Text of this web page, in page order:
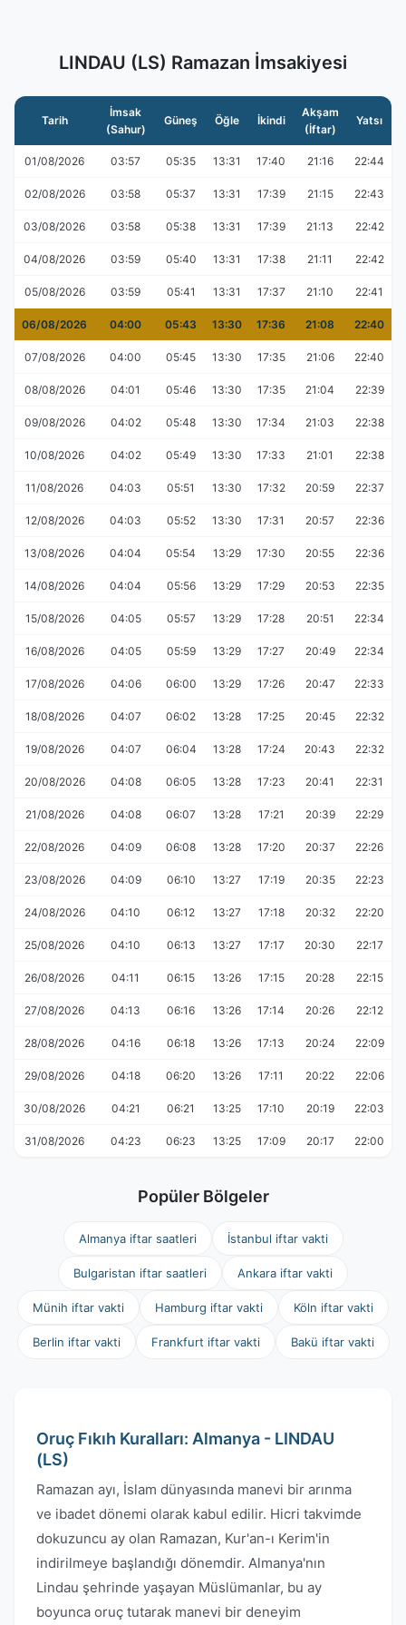
LINDAU (LS) Ramazan İmsakiyesi
Tarih
İmsak
(Sahur)
Güneş Öğle İkindi
Akşam
(İftar)
Yatsı
01/08/2026 03:57 05:35 13:31 17:40 21:16 22:44
02/08/2026 03:58 05:37 13:31 17:39 21:15 22:43
03/08/2026 03:58 05:38 13:31 17:39 21:13 22:42
04/08/2026 03:59 05:40 13:31 17:38 21:11 22:42
05/08/2026 03:59 05:41 13:31 17:37 21:10 22:41
06/08/2026 04:00 05:43 13:30 17:36 21:08 22:40
07/08/2026 04:00 05:45 13:30 17:35 21:06 22:40
08/08/2026 04:01 05:46 13:30 17:35 21:04 22:39
09/08/2026 04:02 05:48 13:30 17:34 21:03 22:38
10/08/2026 04:02 05:49 13:30 17:33 21:01 22:38
11/08/2026 04:03 05:51 13:30 17:32 20:59 22:37
12/08/2026 04:03 05:52 13:30 17:31 20:57 22:36
13/08/2026 04:04 05:54 13:29 17:30 20:55 22:36
14/08/2026 04:04 05:56 13:29 17:29 20:53 22:35
15/08/2026 04:05 05:57 13:29 17:28 20:51 22:34
16/08/2026 04:05 05:59 13:29 17:27 20:49 22:34
17/08/2026 04:06 06:00 13:29 17:26 20:47 22:33
18/08/2026 04:07 06:02 13:28 17:25 20:45 22:32
19/08/2026 04:07 06:04 13:28 17:24 20:43 22:32
20/08/2026 04:08 06:05 13:28 17:23 20:41 22:31
21/08/2026 04:08 06:07 13:28 17:21 20:39 22:29
22/08/2026 04:09 06:08 13:28 17:20 20:37 22:26
23/08/2026 04:09 06:10 13:27 17:19 20:35 22:23
24/08/2026 04:10 06:12 13:27 17:18 20:32 22:20
25/08/2026 04:10 06:13 13:27 17:17 20:30 22:17
26/08/2026 04:11 06:15 13:26 17:15 20:28 22:15
27/08/2026 04:13 06:16 13:26 17:14 20:26 22:12
28/08/2026 04:16 06:18 13:26 17:13 20:24 22:09
29/08/2026 04:18 06:20 13:26 17:11 20:22 22:06
30/08/2026 04:21 06:21 13:25 17:10 20:19 22:03
31/08/2026 04:23 06:23 13:25 17:09 20:17 22:00
Popüler Bölgeler
Almanya iftar saatleri İstanbul iftar vakti
Bulgaristan iftar saatleri Ankara iftar vakti
Münih iftar vakti Hamburg iftar vakti Köln iftar vakti
Berlin iftar vakti Frankfurt iftar vakti Bakü iftar vakti
Oruç Fıkıh Kuralları: Almanya - LINDAU
(LS)
Ramazan ayı, İslam dünyasında manevi bir arınma
ve ibadet dönemi olarak kabul edilir. Hicri takvimde
dokuzuncu ay olan Ramazan, Kur'an-ı Kerim'in
indirilmeye başlandığı dönemdir. Almanya'nın
Lindau şehrinde yaşayan Müslümanlar, bu ay
boyunca oruç tutarak manevi bir deneyim